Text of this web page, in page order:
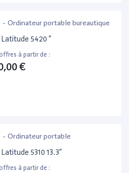
- Ordinateur portable bureautique
Latitude 5420 ”
à partir de :
€
- Ordinateur portable
Latitude 5310 13.3”
à partir de :